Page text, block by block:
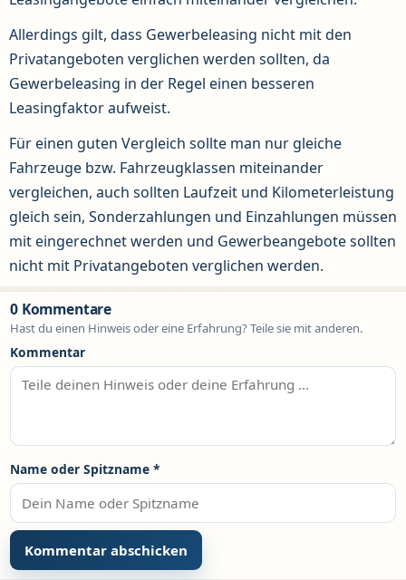
Allerdings gilt, dass Gewerbeleasing nicht mit den
Privatangeboten verglichen werden sollten, da
Gewerbeleasing in der Regel einen besseren
Leasingfaktor aufweist.
Für einen guten Vergleich sollte man nur gleiche
Fahrzeuge bzw. Fahrzeugklassen miteinander
vergleichen, auch sollten Laufzeit und Kilometerleistung
gleich sein, Sonderzahlungen und Einzahlungen müssen
mit eingerechnet werden und Gewerbeangebote sollten
nicht mit Privatangeboten verglichen werden.
0 Kommentare
Hast du einen Hinweis oder eine Erfahrung? Teile sie mit anderen.
Kommentar
Name oder Spitzname *